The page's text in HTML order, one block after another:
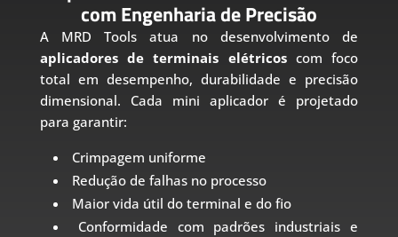
com Engenharia de Precisão
A MRD Tools atua no desenvolvimento de
aplicadores de terminais elétricoscom foco
total em desempenho, durabilidade e precisão
dimensional. Cada mini aplicador é projetado
para garantir:
Crimpagem uniforme
Redução de falhas no processo
Maior vida útil do terminal e do fio
Conformidade com padrões industriais e